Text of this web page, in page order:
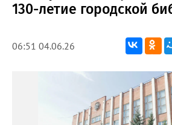
130-летие городской
06:51 04.06.26